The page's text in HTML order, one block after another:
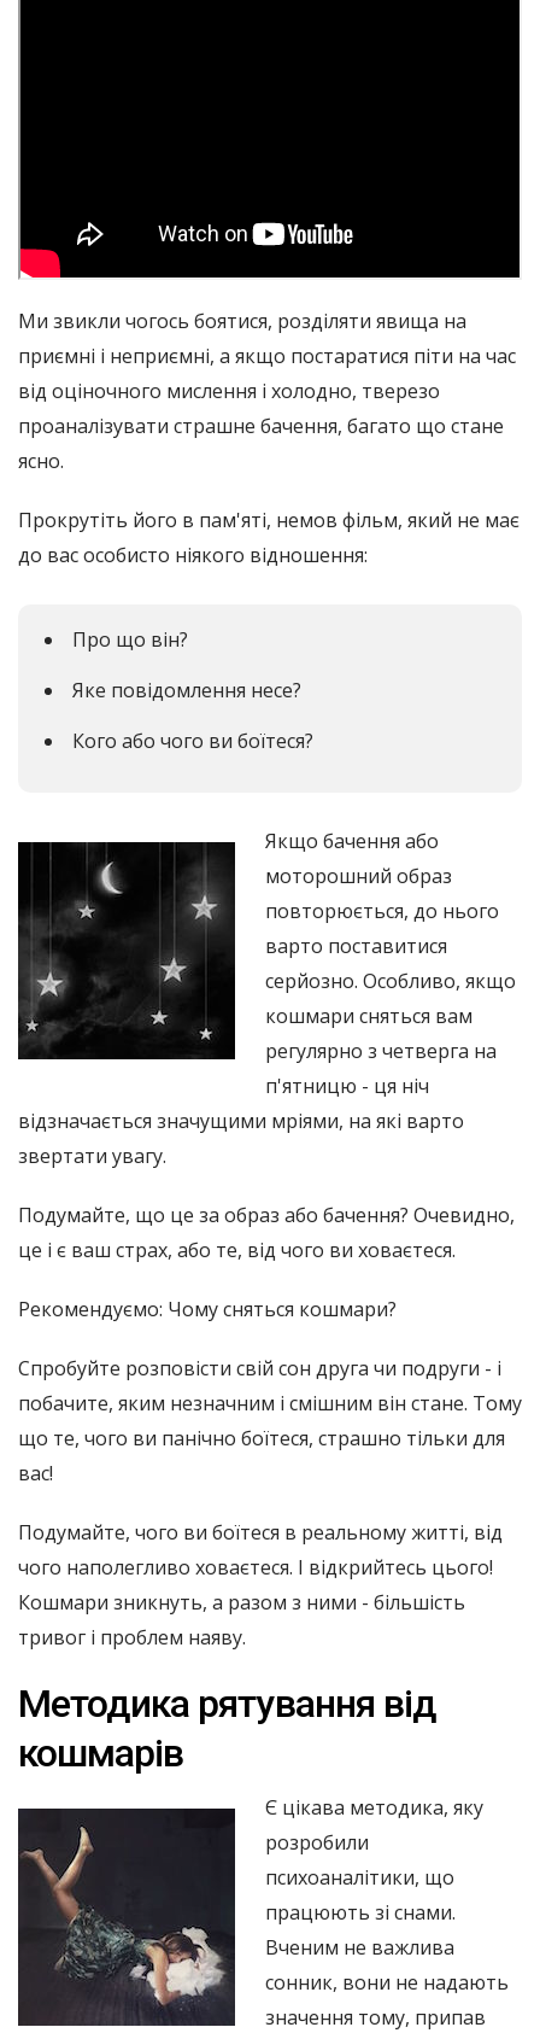
Ми звикли чогось боятися, розділяти явища на
приємні і неприємні, а якщо постаратися піти на час
від оціночного мислення і холодно, тверезо
проаналізувати страшне бачення, багато що стане
ясно.
Прокрутіть його в пам'яті, немов фільм, який не має
до вас особисто ніякого відношення:
Про що він?
Яке повідомлення несе?
Кого або чого ви боїтеся?
Якщо бачення або
моторошний образ
повторюється, до нього
варто поставитися
серйозно. Особливо, якщо
кошмари сняться вам
регулярно з четверга на
п'ятницю - ця ніч
відзначається значущими мріями, на які варто
звертати увагу.
Подумайте, що це за образ або бачення? Очевидно,
це і є ваш страх, або те, від чого ви ховаєтеся.
Рекомендуємо: Чому сняться кошмари?
Спробуйте розповісти свій сон друга чи подруги - і
побачите, яким незначним і смішним він стане. Тому
що те, чого ви панічно боїтеся, страшно тільки для
вас!
Подумайте, чого ви боїтеся в реальному житті, від
чого наполегливо ховаєтеся. І відкрийтесь цього!
Кошмари зникнуть, а разом з ними - більшість
тривог і проблем наяву.
Методика рятування від
кошмарів
Є цікава методика, яку
розробили
психоаналітики, що
працюють зі снами.
Вченим не важлива
сонник, вони не надають
значення тому, припав